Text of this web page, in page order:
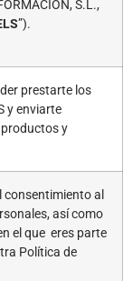
S.L.,
”).
prestarte los
y enviarte
y
consentimiento al
así como
el que eres parte
Política de